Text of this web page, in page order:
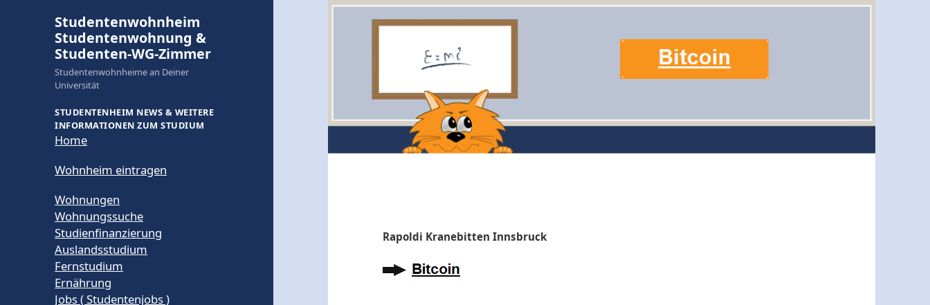
Studentenwohnheim
Studentenwohnung &
Studenten-WG-Zimmer
Studentenwohnheime an Deiner
Universität
STUDENTENHEIM NEWS & WEITERE
INFORMATIONEN ZUM STUDIUM
Home
Wohnheim eintragen
Wohnungen
Wohnungssuche
Studienfinanzierung
Auslandsstudium
Fernstudium
Ernährung
Jobs ( Studentenjobs )
Rapoldi Kranebitten Innsbruck